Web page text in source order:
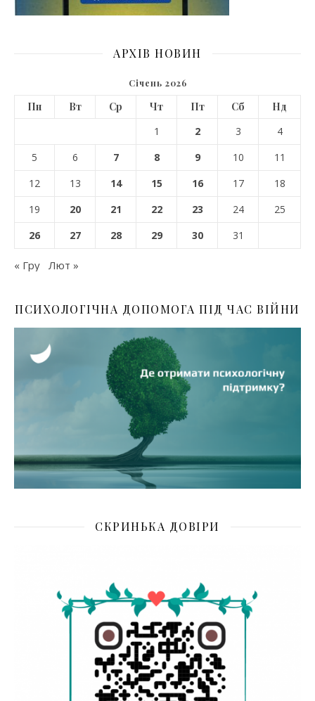
АРХІВ НОВИН
Січень 2026
Пн Вт Ср Чт Пт Сб
Нд
1
2 3
4
5
6 7 8 9 10
11
12
13 14 15 16 17
18
19
20 21 22 23 24
25
26
27 28 29 30 31
« Гру Лют »
ПСИХОЛОГІЧНА ДОПОМОГА ПІД ЧАС ВІЙНИ
СКРИНЬКА ДОВІРИ